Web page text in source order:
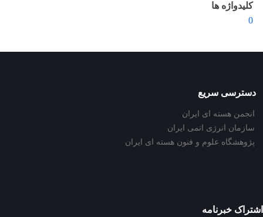
کلیدواژه ها
0
دسترسی سریع
انجمن هسته ای ایران
سازمان انرژی اتمی ایران
پژوهشگاه علوم و فنون هسته ای ایران
اشتراک خبرنامه